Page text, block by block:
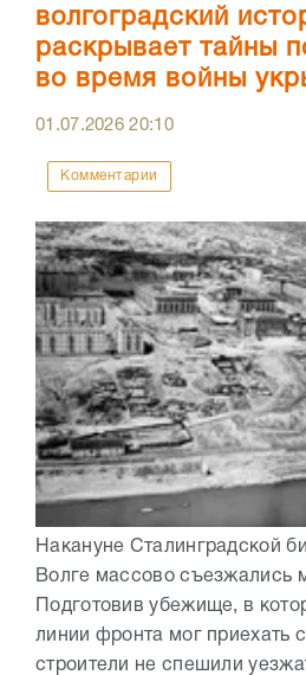
волгоградский
раскрывает тайны
во время войны
01.07.202620:10
Комментарии
Накануне Сталинградской
Волге массово съезжались
Подготовив убежище, в
линии фронта мог приехать
строители не спешили